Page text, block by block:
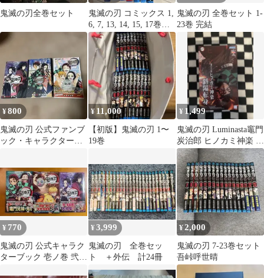
鬼滅の刃全巻セット
鬼滅の刃 コミックス 1,
6, 7, 13, 14, 15, 17巻セ
ット
鬼滅の刃 全巻セット 1-
23巻 完結
¥800
鬼滅の刃 公式ファンブ
ック・キャラクターブ
¥ 11,000
【初版】鬼滅の刃 1〜
19巻
¥ 1,499
鬼滅の刃 Luminasta竈門
炭治郎 ヒノカミ神楽 斜
陽転身 フィギュア
¥ 770
鬼滅の刃 公式キャラク
ターブック 壱ノ巻 弐ノ
¥3,999
鬼滅の刃 全巻セッ
ト ＋外伝 計24冊
¥2,000
鬼滅の刃 7-23巻セット
吾峠呼世晴